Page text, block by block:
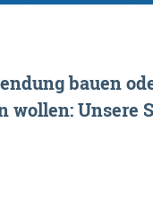
bauen
wollen: Unsere